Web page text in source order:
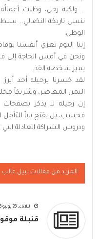
.. ولكنه رحل، وظلت أعمالُه
ننسى تاريخَه النضالي..
الوطن.
إننا اليوم نعزي أنفسنا
ونحن في أمس الحاجة إلى
يميز شخصه الفذ.
لقد خسرنا برحيله أحد أبرز
اليمن المعاصر، وشريكاً
إن رحيله لا يذكر
فحسب، بل يفتح باباً
ودروس الشراكة العادلة
المزيد من مقالات نبيل غالب
الثلاثاء, 28 يوليو 2026
قنبلة